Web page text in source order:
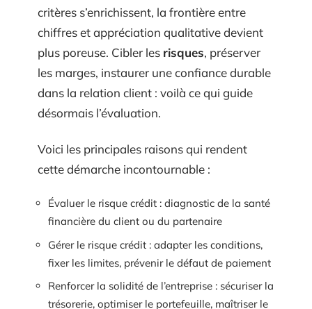
critères s’enrichissent, la frontière entre
chiffres et appréciation qualitative devient
plus poreuse. Cibler les risques, préserver
les marges, instaurer une confiance durable
dans la relation client : voilà ce qui guide
désormais l’évaluation.
Voici les principales raisons qui rendent
cette démarche incontournable :
Évaluer le risque crédit : diagnostic de la santé
financière du client ou du partenaire
Gérer le risque crédit : adapter les conditions,
fixer les limites, prévenir le défaut de paiement
Renforcer la solidité de l’entreprise : sécuriser la
trésorerie, optimiser le portefeuille, maîtriser le